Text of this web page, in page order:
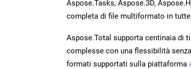
Aspose.Tasks, Aspose.3D,
completa di file multiformato in
Aspose.Total supporta centinaia di
complesse con una flessibilità
formati supportati sulla piattaforma